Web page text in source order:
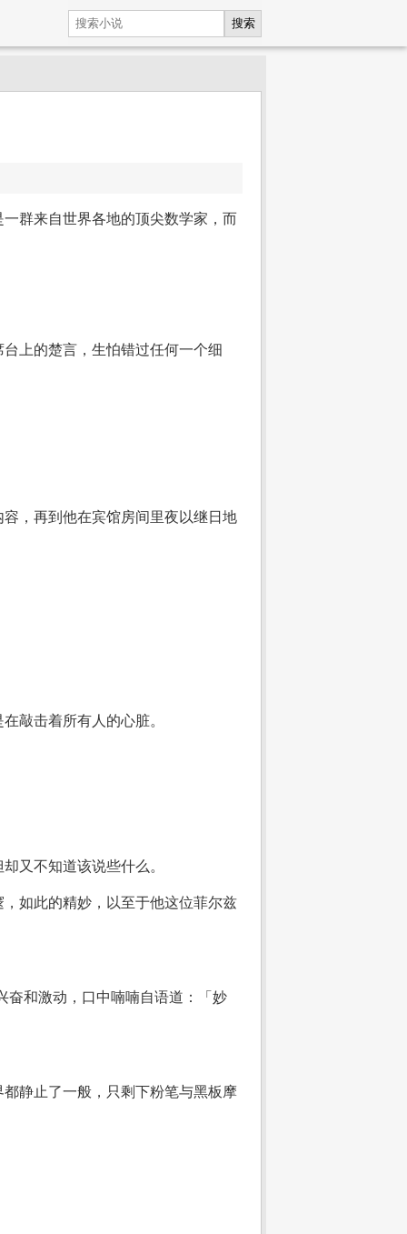
搜索
群来自世界各地的顶尖数学家，而
上的楚言，生怕错过任何一个细
，再到他在宾馆房间里夜以继日地
敲击着所有人的心脏。
又不知道该说些什么。
如此的精妙，以至于他这位菲尔兹
奋和激动，口中喃喃自语道：「妙
静止了一般，只剩下粉笔与黑板摩